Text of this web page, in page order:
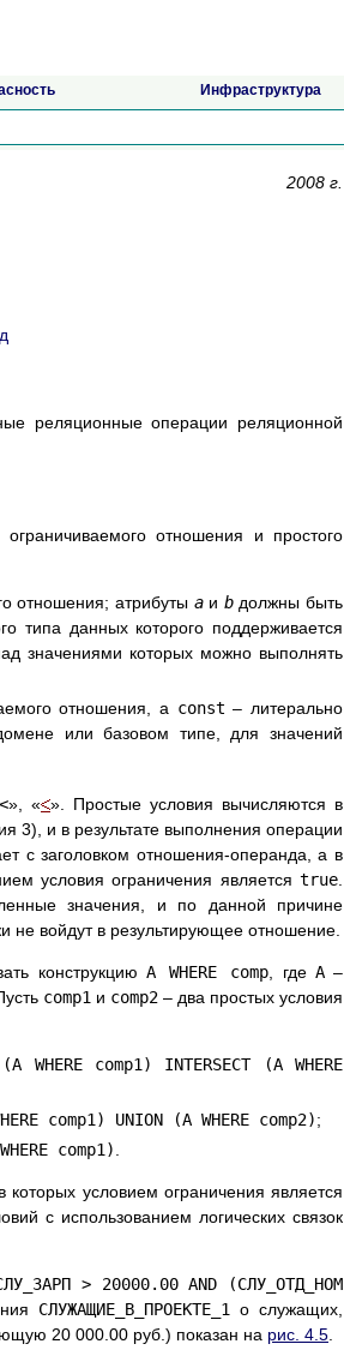
Инфраструктура
2008 г.
реляционные операции реляционной
отношения и простого
отношения; атрибуты aи bдолжны быть
данных которого поддерживается
значениями которых можно выполнять
отношения, а const – литерально
или базовом типе, для значений
<», « ». Простые условия вычисляются в
3), и в результате выполнения операции
с заголовком отношения-операнда, а в
условия ограничения является true
значения, и по данной причине
не войдут в результирующее отношение.
конструкцию A WHERE comp , где A–
comp1 и comp2– два простых условия
(A WHERE comp1) INTERSECT (A WHERE
comp1) UNION (A WHERE comp2);
comp1)
условием ограничения является
с использованием логических связок
> 20000.00 AND (СЛУ_ОТД_НОМ
СЛУЖАЩИЕ_В_ПРОЕКТЕ_1
о служащих,
20 000.00 руб.) показан на рис. 4.5